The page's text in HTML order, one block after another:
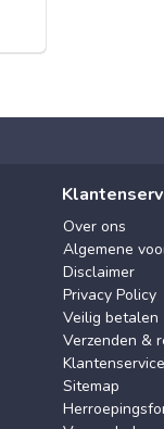
Over ons
Algemene
Disclaimer
Privacy Policy
Veilig betalen
Verzenden &
Klantenservice
Sitemap